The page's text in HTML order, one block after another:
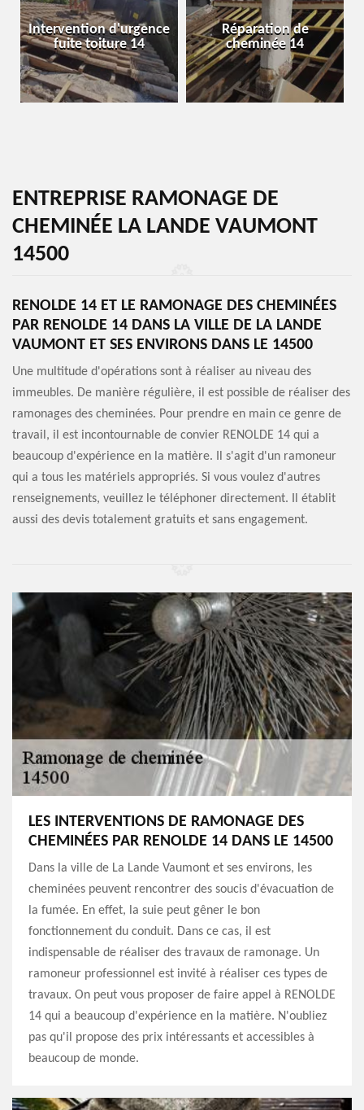
Intervention d'urgence
fuite toiture 14
Réparation de
cheminée 14
ENTREPRISE RAMONAGE DE
CHEMINÉE LA LANDE VAUMONT
14500
RENOLDE 14 ET LE RAMONAGE DES CHEMINÉES
PAR RENOLDE 14 DANS LA VILLE DE LA LANDE
VAUMONT ET SES ENVIRONS DANS LE 14500
Une multitude d'opérations sont à réaliser au niveau des
immeubles. De manière régulière, il est possible de réaliser des
ramonages des cheminées. Pour prendre en main ce genre de
travail, il est incontournable de convier RENOLDE 14 qui a
beaucoup d'expérience en la matière. Il s'agit d'un ramoneur
qui a tous les matériels appropriés. Si vous voulez d'autres
renseignements, veuillez le téléphoner directement. Il établit
aussi des devis totalement gratuits et sans engagement.
LES INTERVENTIONS DE RAMONAGE DES
CHEMINÉES PAR RENOLDE 14 DANS LE 14500
Dans la ville de La Lande Vaumont et ses environs, les
cheminées peuvent rencontrer des soucis d'évacuation de
la fumée. En effet, la suie peut gêner le bon
fonctionnement du conduit. Dans ce cas, il est
indispensable de réaliser des travaux de ramonage. Un
ramoneur professionnel est invité à réaliser ces types de
travaux. On peut vous proposer de faire appel à RENOLDE
14 qui a beaucoup d'expérience en la matière. N'oubliez
pas qu'il propose des prix intéressants et accessibles à
beaucoup de monde.